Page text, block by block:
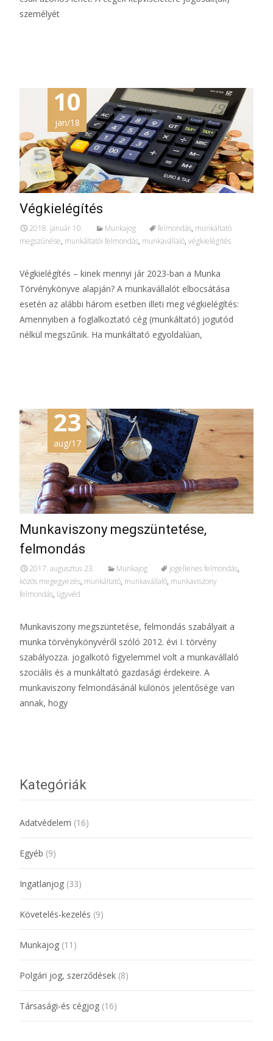
személyét
10
jan/18
Végkielégítés
2018. január 10. Munkajog felmondás, munkáltató
megszűnése, munkáltatói felmondás, munkavállaló, végkielégítés
Végkielégítés – kinek mennyi jár 2023-ban a Munka
Törvénykönyve alapján? A munkavállalót elbocsátása
esetén az alábbi három esetben illeti meg végkielégítés:
Amennyiben a foglalkoztató cég (munkáltató) jogutód
nélkül megszűnik. Ha munkáltató egyoldalúan,
23
aug/17
Munkaviszony megszüntetése,
felmondás
2017. augusztus 23. Munkajog jogellenes felmondás,
közös megegyezés, munkáltató, munkavállaló, munkaviszony
felmondás, ügyvéd
Munkaviszony megszüntetése, felmondás szabályait a
munka törvénykönyvéről szóló 2012. évi I. törvény
szabályozza. jogalkotó figyelemmel volt a munkavállaló
szociális és a munkáltató gazdasági érdekeire. A
munkaviszony felmondásánál különös jelentősége van
annak, hogy
Kategóriák
Adatvédelem (16)
Egyéb (9)
Ingatlanjog (33)
Követelés-kezelés (9)
Munkajog (11)
Polgári jog, szerződések (8)
Társasági-és cégjog (16)